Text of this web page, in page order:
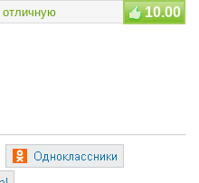
отличную 10.00